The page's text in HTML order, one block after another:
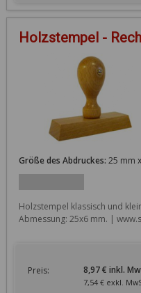
Holzstempel -
Größe des Abdruckes: 25 mm
Holzstempel klassisch und
Abmessung: 25x6 mm. |
Preis: 8,97 € inkl.
7,54 € exkl.